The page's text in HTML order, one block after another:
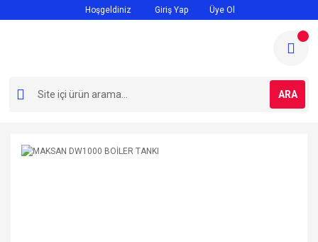
Hoşgeldiniz Giriş Yap Üye Ol
ARA